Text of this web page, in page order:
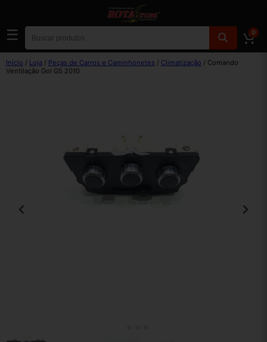
☰ 0
Início / Loja / Peças de Carros e Caminhonetes / Climatização / Comando
Ventilação Gol G5 2010